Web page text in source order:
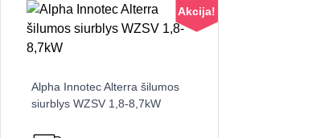
Akcija!
Alpha Innotec Alterra šilumos
siurblys WZSV 1,8-8,7kW
product
has